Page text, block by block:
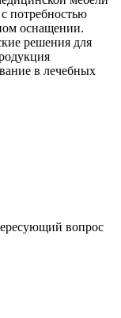
потребностью
оснащении.
решения для
в лечебных
вопрос